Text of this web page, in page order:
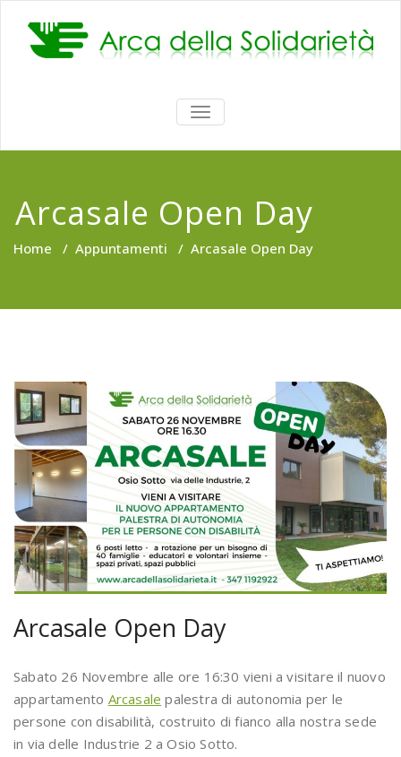
contenuto
ATTIVA/DISATTIVA
MENU
Arcasale Open Day
Home / Appuntamenti / Arcasale Open Day
Arcasale Open Day
Sabato 26 Novembre alle ore 16:30 vieni a visitare il nuovo
appartamento Arcasale palestra di autonomia per le
persone con disabilità, costruito di fianco alla nostra sede
in via delle Industrie 2 a Osio Sotto.